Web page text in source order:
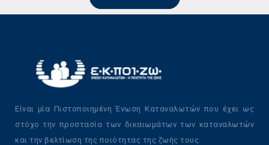
Είναι μία Πιστοποιημένη Ένωση Καταναλωτών που έχει ως
στόχο την προστασία των δικαιωμάτων των καταναλωτών
και την βελτίωση της ποιότητας της ζωής τους.